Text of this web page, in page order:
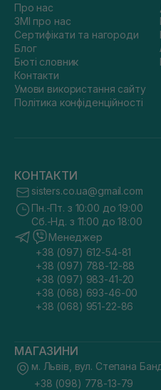
Про нас
ЗМІ про нас
Сертифікати та нагороди
Блог
Бюті словник
Контакти
Умови використання сайту
Політика конфіденційності
КОНТАКТИ
sisters.co.ua@gmail.com
Пн.-Пт. з 10:00 до 19:00
Сб.-Нд. з 11:00 до 18:00
Менеджер
+38 (097) 612-54-81
+38 (097) 788-12-88
+38 (097) 983-41-20
+38 (068) 693-46-00
+38 (068) 951-22-86
МАГАЗИНИ
м. Львів, вул. Степана
+38 (098) 778-13-79